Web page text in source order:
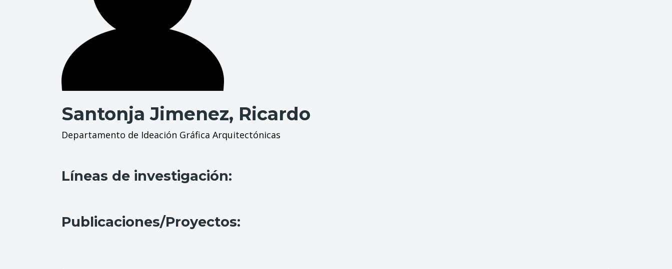
Santonja Jimenez, Ricardo
Departamento de Ideación Gráfica Arquitectónicas
Líneas de investigación:
Publicaciones/Proyectos: